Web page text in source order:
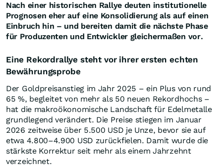
Nach einer historischen Rallye deuten institutionelle
Prognosen eher auf eine Konsolidierung als auf einen
Einbruch hin – und bereiten damit die nächste Phase
für Produzenten und Entwickler gleichermaßen vor.
Eine Rekordrallye steht vor ihrer ersten echten
Bewährungsprobe
Der Goldpreisanstieg im Jahr 2025 – ein Plus von rund
65 %, begleitet von mehr als 50 neuen Rekordhochs –
hat die makroökonomische Landschaft für Edelmetalle
grundlegend verändert. Die Preise stiegen im Januar
2026 zeitweise über 5.500 USD je Unze, bevor sie auf
etwa 4.800–4.900 USD zurückfielen. Damit wurde die
stärkste Korrektur seit mehr als einem Jahrzehnt
verzeichnet.